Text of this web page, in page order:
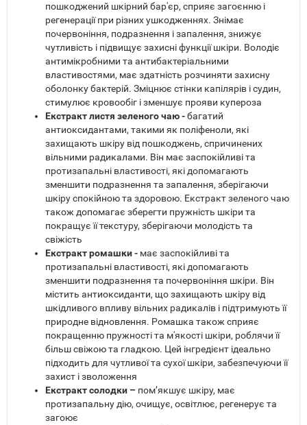
пошкоджений шкірний бар'єр, сприяє загоєнню і
регенерації при різних ушкодженнях. Знімає
почервоніння, подразнення і запалення, знижує
чутливість і підвищує захисні функції шкіри. Володіє
антимікробними та антибактеріальними
властивостями, має здатність розчиняти захисну
оболонку бактерій. Зміцнює стінки капілярів і судин,
стимулює кровообіг і зменшує прояви купероза
Екстракт листя зеленого чаю -багатий
антиоксидантами, такими як поліфеноли, які
захищають шкіру від пошкоджень, спричинених
вільними радикалами. Він має заспокійливі та
протизапальні властивості, які допомагають
зменшити подразнення та запалення, зберігаючи
шкіру спокійною та здоровою. Екстракт зеленого чаю
також допомагає зберегти пружність шкіри та
покращує її текстуру, зберігаючи молодість та
свіжість
Екстракт ромашки - має заспокійливі та
протизапальні властивості, які допомагають
зменшити подразнення та почервоніння шкіри. Він
містить антиоксиданти, що захищають шкіру від
шкідливого впливу вільних радикалів і підтримують її
природне відновлення. Ромашка також сприяє
покращенню пружності та м'якості шкіри, роблячи її
більш свіжою та гладкою. Цей інгредієнт ідеально
підходить для чутливої та сухої шкіри, забезпечуючи її
захист і зволоження
Екстракт солодки – пом’якшує шкіру, має
протизапальну дію, очищує, освітлює, регенерує та
загоює